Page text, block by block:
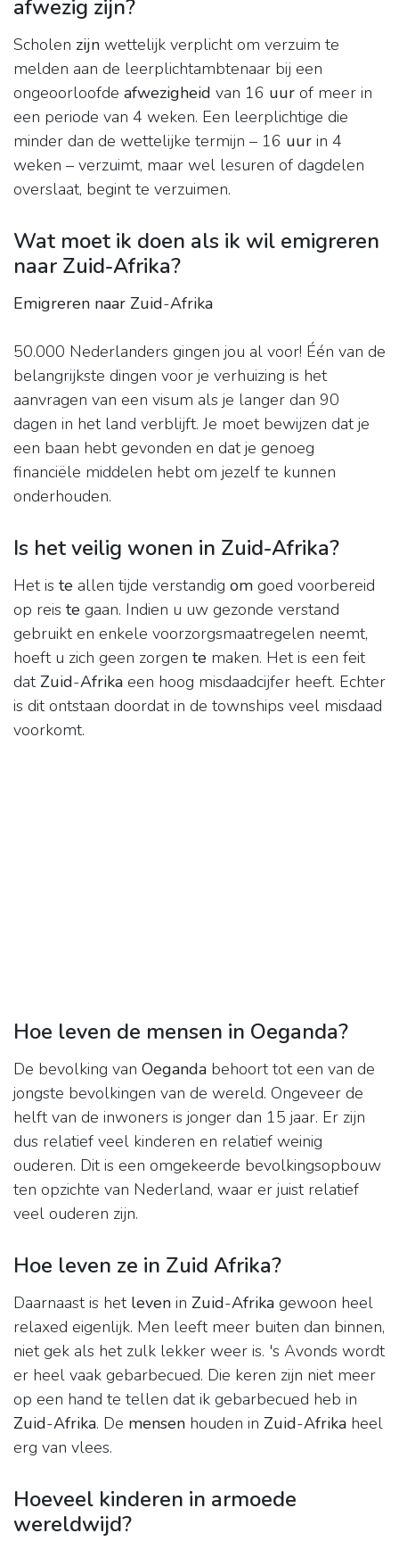
afwezig zijn?
Scholen zijn wettelijk verplicht om verzuim te
melden aan de leerplichtambtenaar bij een
ongeoorloofde afwezigheid van 16 uur of meer in
een periode van 4 weken. Een leerplichtige die
minder dan de wettelijke termijn – 16 uur in 4
weken – verzuimt, maar wel lesuren of dagdelen
overslaat, begint te verzuimen.
Wat moet ik doen als ik wil emigreren
naar Zuid-Afrika?
Emigreren naar Zuid-Afrika
50.000 Nederlanders gingen jou al voor! Één van de
belangrijkste dingen voor je verhuizing is het
aanvragen van een visum als je langer dan 90
dagen in het land verblijft. Je moet bewijzen dat je
een baan hebt gevonden en dat je genoeg
financiële middelen hebt om jezelf te kunnen
onderhouden.
Is het veilig wonen in Zuid-Afrika?
Het is te allen tijde verstandig om goed voorbereid
op reis te gaan. Indien u uw gezonde verstand
gebruikt en enkele voorzorgsmaatregelen neemt,
hoeft u zich geen zorgen te maken. Het is een feit
datZuid-Afrika een hoog misdaadcijfer heeft. Echter
is dit ontstaan doordat in de townships veel misdaad
voorkomt.
Hoe leven de mensen in Oeganda?
De bevolking van Oeganda behoort tot een van de
jongste bevolkingen van de wereld. Ongeveer de
helft van de inwoners is jonger dan 15 jaar. Er zijn
dus relatief veel kinderen en relatief weinig
ouderen. Dit is een omgekeerde bevolkingsopbouw
ten opzichte van Nederland, waar er juist relatief
veel ouderen zijn.
Hoe leven ze in Zuid Afrika?
Daarnaast is het leven in Zuid-Afrika gewoon heel
relaxed eigenlijk. Men leeft meer buiten dan binnen,
niet gek als het zulk lekker weer is. 's Avonds wordt
er heel vaak gebarbecued. Die keren zijn niet meer
op een hand te tellen dat ik gebarbecued heb in
Zuid-Afrika. De mensen houden in Zuid-Afrika heel
erg van vlees.
Hoeveel kinderen in armoede
wereldwijd?